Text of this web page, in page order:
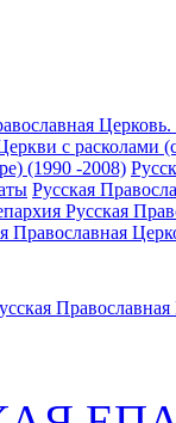
с расколами
(1990 -2008)
Русская
Русская
Православная